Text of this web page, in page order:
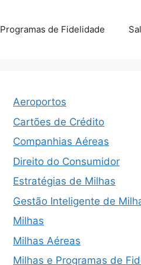
Programas de Fidelidade
Aeroportos
Cartões de Crédito
Companhias Aéreas
Direito do Consumidor
Estratégias de Milhas
Gestão Inteligente de
Milhas
Milhas Aéreas
Milhas e Programas de